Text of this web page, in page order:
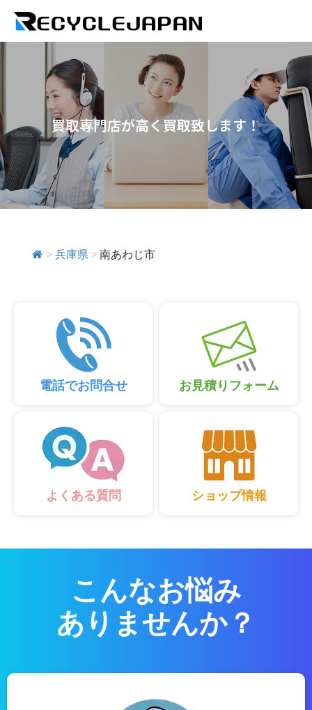
買取専門店が高く買取致します！
> 兵庫県 > 南あわじ市
電話でお問合せ お見積りフォーム
よくある質問 ショップ情報
こんなお悩み
ありませんか？